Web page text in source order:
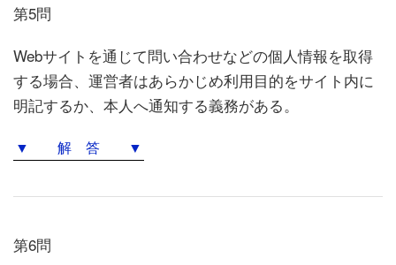
第5問
Webサイトを通じて問い合わせなどの個人情報を取得
する場合、運営者はあらかじめ利用目的をサイト内に
明記するか、本人へ通知する義務がある。
▼ 解 答 ▼
第6問